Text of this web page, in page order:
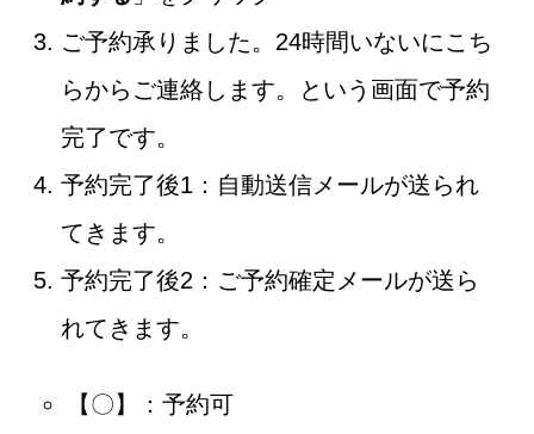
ご予約承りました。24時間いないにこち
らからご連絡します。という画面で予約
完了です。
予約完了後1：自動送信メールが送られ
てきます。
予約完了後2：ご予約確定メールが送ら
れてきます。
【〇】：予約可